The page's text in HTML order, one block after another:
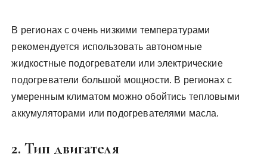
В регионах с очень низкими температурами
рекомендуется использовать автономные
жидкостные подогреватели или электрические
подогреватели большой мощности. В регионах с
умеренным климатом можно обойтись тепловыми
аккумуляторами или подогревателями масла.
2. Тип двигателя